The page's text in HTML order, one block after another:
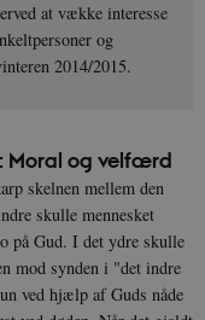
at vække interesse
og
2014/2015.
Moral og velfærd
skelnen mellem den
skulle mennesket
på Gud. I det ydre skulle
mod synden i "det indre
ved hjælp af Guds nåde